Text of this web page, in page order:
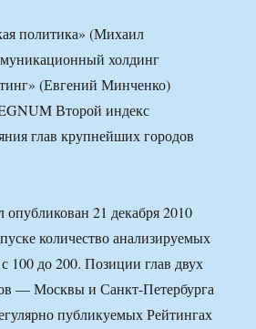
политика» (Михаил
холдинг
(Евгений Минченко)
Второй индекс
глав крупнейших городов
21 декабря 2010
количество анализируемых
100 до 200. Позиции глав двух
— Москвы и Санкт-Петербурга
публикуемых Рейтингах